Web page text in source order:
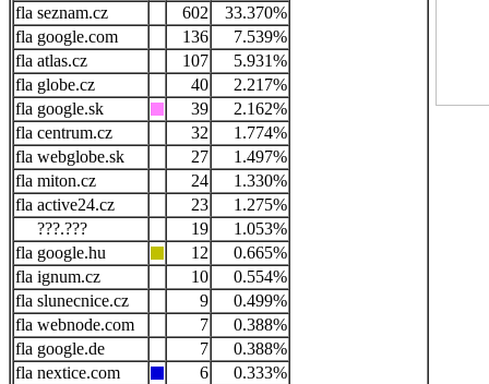
seznam.cz
602
33.370%
google.com
136
7.539%
atlas.cz
107
5.931%
globe.cz
40
2.217%
google.sk
39
2.162%
centrum.cz
32
1.774%
webglobe.sk
27
1.497%
miton.cz
24
1.330%
active24.cz
23
1.275%
???.???
19
1.053%
google.hu
12
0.665%
ignum.cz
10
0.554%
slunecnice.cz
9
0.499%
webnode.com
7
0.388%
google.de
7
0.388%
nextice.com
6
0.333%